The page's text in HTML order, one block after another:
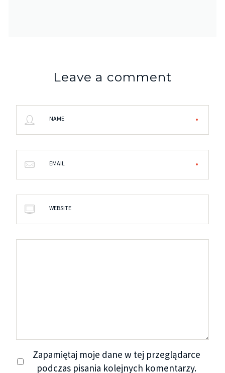
Leave a comment
NAME
EMAIL
WEBSITE
Zapamiętaj moje dane w tej przeglądarce
podczas pisania kolejnych komentarzy.